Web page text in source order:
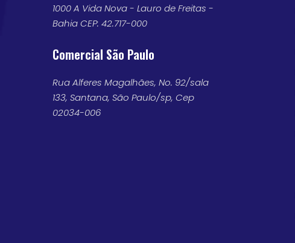
1000 A Vida Nova - Lauro de Freitas -
Bahia CEP: 42.717-000
Comercial São Paulo
Rua Alferes Magalhães, No. 92/sala
133, Santana, São Paulo/sp, Cep
02034-006